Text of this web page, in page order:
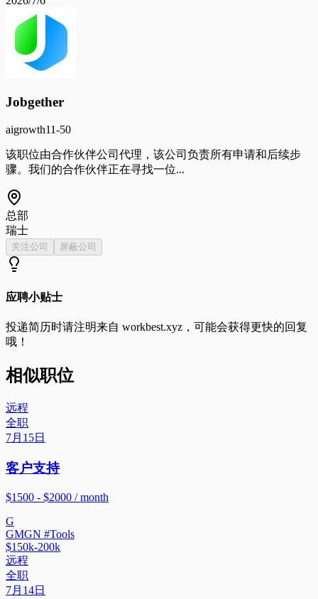
Jobgether
aigrowth11-50
该职位由合作伙伴公司代理，该公司负责所有申请和后续步
骤。我们的合作伙伴正在寻找一位...
总部
瑞士
关注公司 屏蔽公司
应聘小贴士
投递简历时请注明来自 workbest.xyz ，可能会获得更快的回复
哦！
相似职位
远程
全职
7月15日
客户支持
$1500 - $2000 / month
G
GMGN #Tools
$150k-200k
远程
全职
7月14日